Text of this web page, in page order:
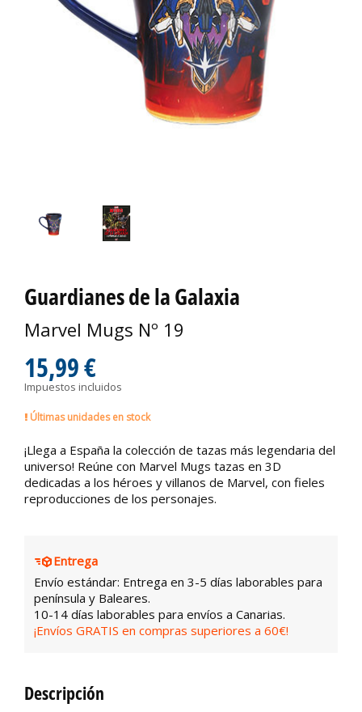
Guardianes de la Galaxia
Marvel Mugs Nº 19
15,99 €
Impuestos incluidos
Últimas unidades en stock
¡Llega a España la colección de tazas más legendaria del
universo! Reúne con Marvel Mugs tazas en 3D
dedicadas a los héroes y villanos de Marvel, con fieles
reproducciones de los personajes.
Entrega
Envío estándar: Entrega en 3-5 días laborables para
península y Baleares.
10-14 días laborables para envíos a Canarias.
¡Envíos GRATIS en compras superiores a 60€!
Descripción